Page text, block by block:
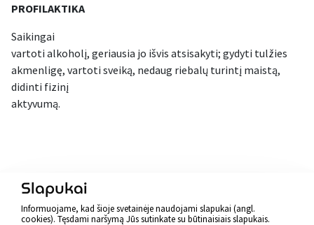
PROFILAKTIKA
Saikingai
vartoti alkoholį, geriausia jo išvis atsisakyti; gydyti tulžies
akmenligę, vartoti sveiką, nedaug riebalų turintį maistą,
didinti fizinį
aktyvumą.
Atgal
Slapukai
Informuojame, kad šioje svetainėje naudojami slapukai (angl.
cookies). Tęsdami naršymą Jūs sutinkate su būtinaisiais slapukais.